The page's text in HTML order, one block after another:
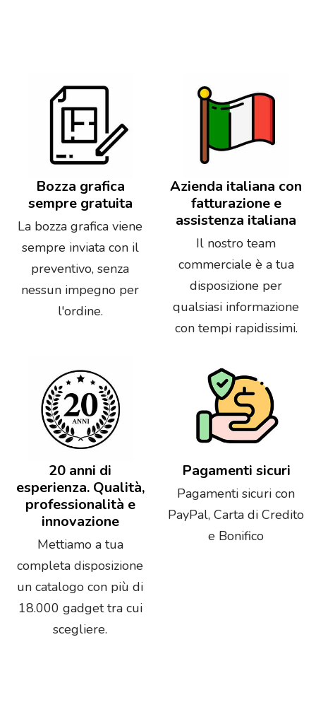
Bozza grafica
sempre gratuita
La bozza grafica viene
sempre inviata con il
preventivo, senza
nessun impegno per
l'ordine.
Azienda italiana con
fatturazione e
assistenza italiana
Il nostro team
commerciale è a tua
disposizione per
qualsiasi informazione
con tempi rapidissimi.
20 anni di
esperienza. Qualità,
professionalità e
innovazione
Mettiamo a tua
completa disposizione
un catalogo con più di
18.000 gadget tra cui
scegliere.
Pagamenti sicuri
Pagamenti sicuri con
PayPal, Carta di Credito
e Bonifico